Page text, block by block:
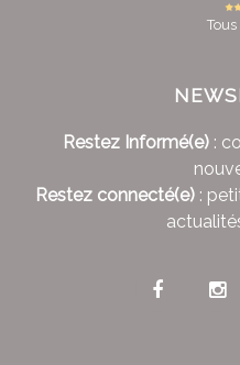
Restez Informé(e):
Restez connecté(e):